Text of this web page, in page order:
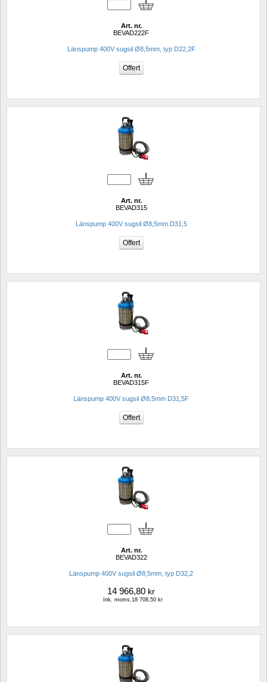
Art. nr.
BEVAD222F
Länspump 400V sugsil Ø8,5mm, typ D22,2F
Art. nr.
BEVAD315
Länspump 400V sugsil Ø8,5mm D31,5
Art. nr.
BEVAD315F
Länspump 400V sugsil Ø8,5mm D31,5F
Art. nr.
BEVAD322
Länspump 400V sugsil Ø8,5mm, typ D32,2
14 966,80 kr
Ink. moms.18 708,50 kr